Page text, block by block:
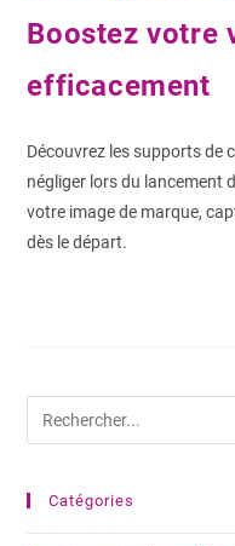
Boostez votre
efficacement
Découvrez les supports de
négliger lors du lancement
votre image de marque,
dès le départ.
Catégories